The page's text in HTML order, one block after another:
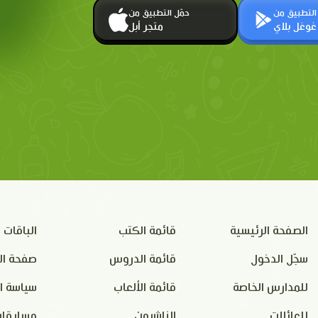
حمّل التطبيق من
متجر أبل
من
غوغل بلاي
الصفحة الرئيسية
سجّل الدخول
للمدارس الخاصة
قائمة الكتب
قائمة الدروس
قائمة الألعاب
الباقات
صفحة
سياسة